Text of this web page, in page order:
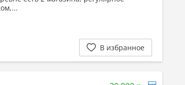
В избранное